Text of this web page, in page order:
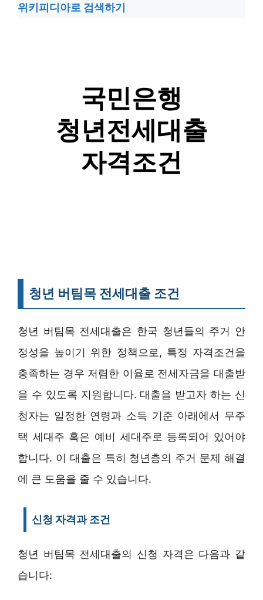
위키피디아로 검색하기
청년 버팀목 전세대출 조건
청년 버팀목 전세대출은 한국 청년들의 주거 안
정성을 높이기 위한 정책으로, 특정 자격조건을
충족하는 경우 저렴한 이율로 전세자금을 대출받
을 수 있도록 지원합니다. 대출을 받고자 하는 신
청자는 일정한 연령과 소득 기준 아래에서 무주
택 세대주 혹은 예비 세대주로 등록되어 있어야
합니다. 이 대출은 특히 청년층의 주거 문제 해결
에 큰 도움을 줄 수 있습니다.
신청 자격과 조건
청년 버팀목 전세대출의 신청 자격은 다음과 같
습니다: